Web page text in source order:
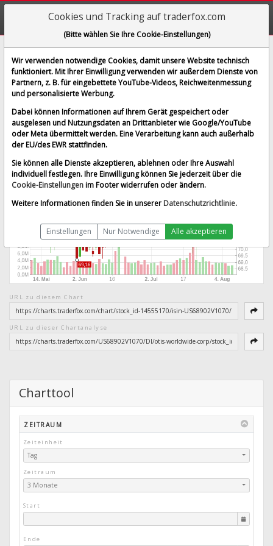
Otis Worldwide Corp.
[OTIS | WKN A2P1UZ | ISIN US68902V1070]
73,972 $ -0,02 %
Echtzeit-Aktienkurs vom 10.08.2026 um 07:12 Uhr
Echtzeit USD Splitbereinigt
URL zu diesem Chart
URL zu dieser Chartanalyse
Charttool
ZEITRAUM
Zeiteinheit
Tag
Zeitraum
3 Monate
Start
Ende
Cookies und Tracking auf traderfox.com
(Bitte wählen Sie Ihre Cookie-Einstellungen)
Wir verwenden notwendige Cookies, damit unsere Website technisch
funktioniert. Mit Ihrer Einwilligung verwenden wir außerdem Dienste von
Partnern, z. B. für eingebettete YouTube-Videos, Reichweitenmessung
und personalisierte Werbung.
Dabei können Informationen auf Ihrem Gerät gespeichert oder
ausgelesen und Nutzungsdaten an Drittanbieter wie Google/YouTube
oder Meta übermittelt werden. Eine Verarbeitung kann auch außerhalb
der EU/des EWR stattfinden.
Sie können alle Dienste akzeptieren, ablehnen oder Ihre Auswahl
individuell festlegen. Ihre Einwilligung können Sie jederzeit über die
Cookie-Einstellungenim Footer widerrufen oder ändern.
Weitere Informationen finden Sie in unserer Datenschutzrichtlinie.
Einstellungen Nur Notwendige Alle akzeptieren